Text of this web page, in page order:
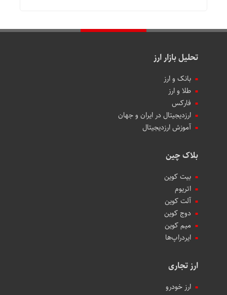
تحلیل بازار ارز
بانک و ارز
طلا و ارز
فارکس
ارزدیجیتال در ایران و جهان
آموزش ارزدیجیتال
بلاک چین
بیت کوین
اتریوم
آلت کوین
دوج کوین
میم کوین‌
ایردراپ‌ها
ارز تجاری
ارز خودرو